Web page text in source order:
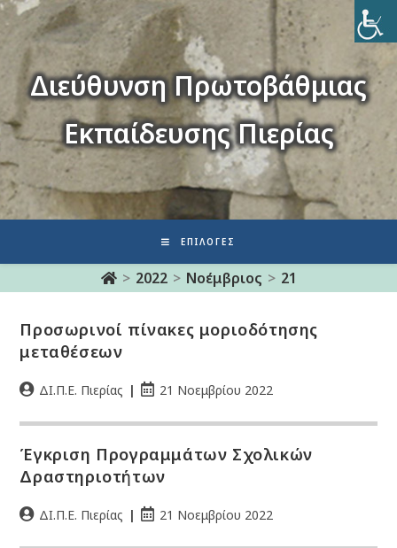
Διεύθυνση Πρωτοβάθμιας
Εκπαίδευσης Πιερίας
ΕΠΙΛΟΓΈΣ
> 2022 > Νοέμβριος > 21
Προσωρινοί πίνακες μοριοδότησης
μεταθέσεων
ΔΙ.Π.Ε. Πιερίας 21 Νοεμβρίου 2022
Έγκριση Προγραμμάτων Σχολικών
Δραστηριοτήτων
ΔΙ.Π.Ε. Πιερίας 21 Νοεμβρίου 2022